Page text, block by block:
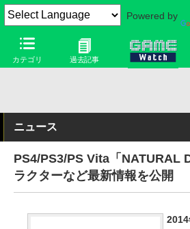
Powered by
カテゴリ 過去記事
ニュース
PS4/PS3/PS Vita「NATURAL
ラクターなど最新情報を公開